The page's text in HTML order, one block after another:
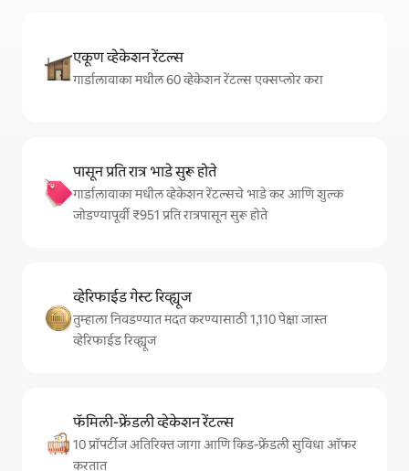
एकूण व्हेकेशन रेंटल्स
गार्डालावाका मधील 60 व्हेकेशन रेंटल्स एक्सप्लोर करा
पासून प्रति रात्र भाडे सुरू होते
गार्डालावाका मधील व्हेकेशन रेंटल्सचे भाडे कर आणि शुल्क
जोडण्यापूर्वी ₹951 प्रति रात्रपासून सुरू होते
व्हेरिफाईड गेस्ट रिव्ह्यूज
तुम्हाला निवडण्यात मदत करण्यासाठी 1,110 पेक्षा जास्त
व्हेरिफाईड रिव्ह्यूज
फॅमिली-फ्रेंडली व्हेकेशन रेंटल्स
10 प्रॉपर्टीज अतिरिक्त जागा आणि किड-फ्रेंडली सुविधा ऑफर
करतात